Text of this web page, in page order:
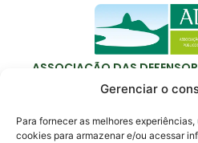
Gerenciar o
Para fornecer as melhores
cookies para armazenar e/ou acessar
ASSOCIAÇÃO DAS
PÚBLICOS DO ESTADO DO